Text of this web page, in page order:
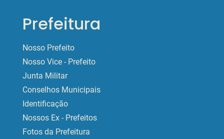
Prefeitura
Nosso Prefeito
Nosso Vice - Prefeito
Junta Militar
Conselhos Municipais
Identificação
Nossos Ex - Prefeitos
Fotos da Prefeitura